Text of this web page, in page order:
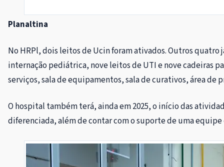
Planaltina
No HRPl, dois leitos de Ucin foram ativados. Outros
internação pediátrica, nove leitos de UTI e nove cadeiras
serviços, sala de equipamentos, sala de curativos, área de
O hospital também terá, ainda em 2025, o início das
diferenciada, além de contar com o suporte de uma